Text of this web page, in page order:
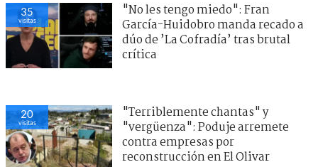
35
visitas
"No les tengo miedo": Fran
García-Huidobro manda recado a
dúo de ’La Cofradía’ tras brutal
crítica
20
visitas
"Terriblemente chantas" y
"vergüenza": Poduje arremete
contra empresas por
reconstrucción en El Olivar